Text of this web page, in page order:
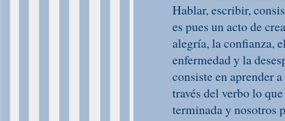
Hablar, escribir,
es pues un acto de
alegría, la confianza,
enfermedad y la
consiste en aprender
través del verbo lo
terminada y nosotros